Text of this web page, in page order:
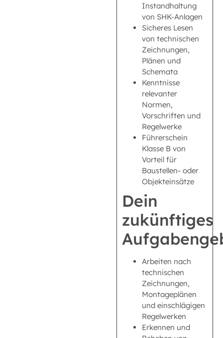
Instandhaltung
von SHK-Anlagen
Sicheres Lesen
von technischen
Zeichnungen,
Plänen und
Schemata
Kenntnisse
relevanter
Normen,
Vorschriften und
Regelwerke
Führerschein
Klasse B von
Vorteil für
Baustellen- oder
Objekteinsätze
Dein
zukünftiges
Arbeiten nach
technischen
Zeichnungen,
Montageplänen
und einschlägigen
Regelwerken
Erkennen und